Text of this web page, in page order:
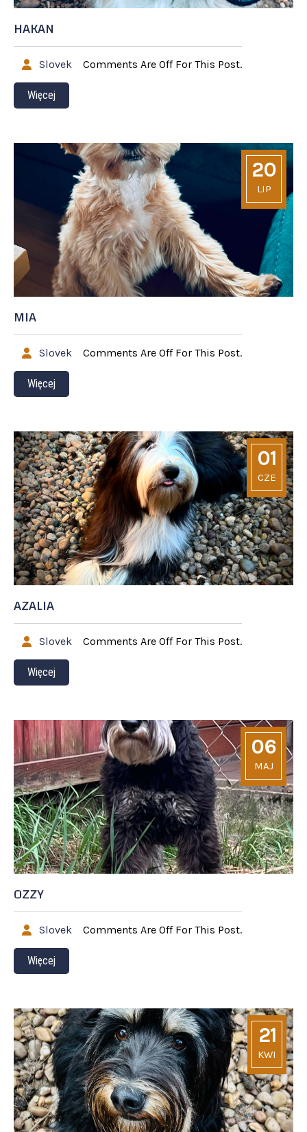
HAKAN
Slovek Comments Are Off For This Post.
Więcej
20
LIP
MIA
Slovek Comments Are Off For This Post.
Więcej
01
CZE
AZALIA
Slovek Comments Are Off For This Post.
Więcej
06
MAJ
OZZY
Slovek Comments Are Off For This Post.
Więcej
21
KWI